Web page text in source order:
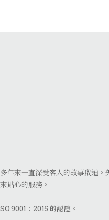
年來一直深受客人的故事啟迪
貼心的服務。
9001：2015 的認證。